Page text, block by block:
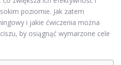
poziomie. Jak zatem
i jakie ćwiczenia można
by osiągnąć wymarzone cele